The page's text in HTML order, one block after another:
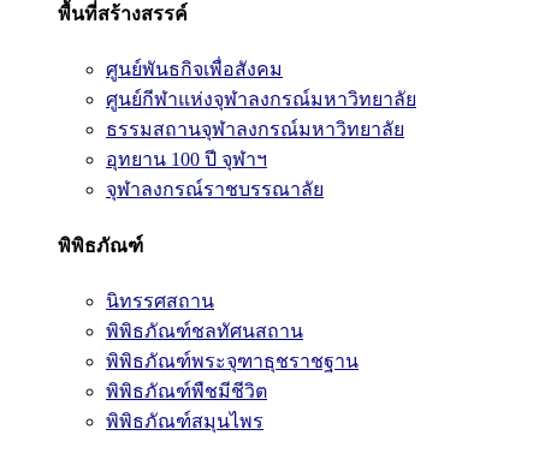
พื้นที่สร้างสรรค์
ศูนย์พันธกิจเพื่อสังคม
ศูนย์กีฬาแห่งจุฬาลงกรณ์มหาวิทยาลัย
ธรรมสถานจุฬาลงกรณ์มหาวิทยาลัย
อุทยาน 100 ปี จุฬาฯ
จุฬาลงกรณ์ราชบรรณาลัย
พิพิธภัณฑ์
นิทรรศสถาน
พิพิธภัณฑ์ชลทัศนสถาน
พิพิธภัณฑ์พระจุฑาธุชราชฐาน
พิพิธภัณฑ์พืชมีชีวิต
พิพิธภัณฑ์สมุนไพร